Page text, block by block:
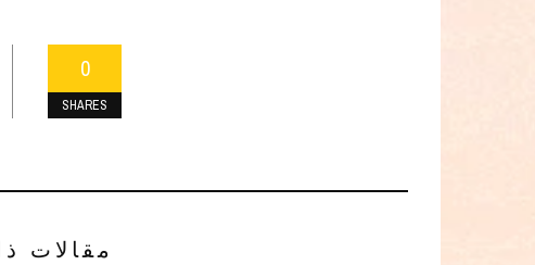
0
SHARES
مقالات